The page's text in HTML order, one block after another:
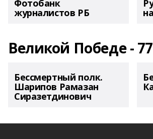
Фотобанк
журналистов РБ
Великой Победе -
Бессмертный полк.
Шарипов Рамазан
Сиразетдинович